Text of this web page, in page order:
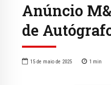
Anúncio
de
15 de maio de 2025 1 min